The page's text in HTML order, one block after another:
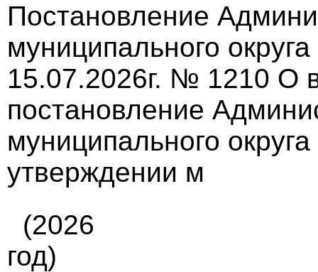
Постановление
муниципального
15.07.2026г. № 1210 О
постановление
муниципального
утверждении м
(2026
год)